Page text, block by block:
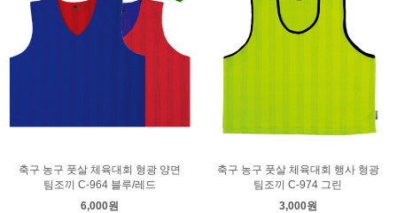
축구 농구 풋살 체육대회 형광 양면
팀조끼 C-964 블루/레드
6,000원
축구 농구 풋살 체육대회 행사 형광
팀조끼 C-974 그린
3,000원